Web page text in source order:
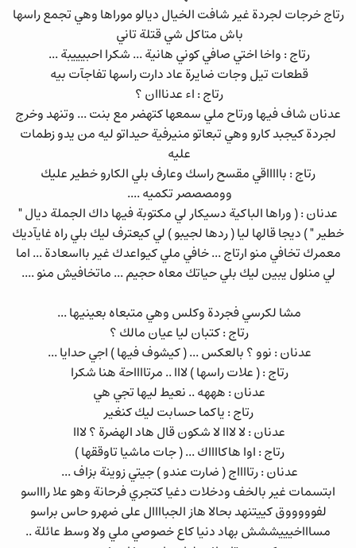
رتاج خرجات لجردة غير شافت الخيال ديالو موراها وهي تجمع راسها
باش متاكل شي قتلة تاني
رتاج : واخا اختي صافي كوني هانية ... شكرا احبيييبة ...
قطعات تيل وجات ضايرة عاد دارت راسها تفاجآت بيه
رتاج : اء عدنااان ؟
عدنان شاف فيها ورتاح ملي سمعها كتهضر مع بنت ... وتنهد وخرج
لجردة كيجبد كارو وهي تبعاتو منيرفية حيداتو ليه من يدو زطمات
عليه
رتاج : باااااقي مقسح راسك وعارف بلي الكارو خطير عليك
وومصصصر تكميه ....
عدنان : ( وراها الباكية دسيكار لي مكتوبة فيها داك الجملة ديال "
خطير " ) ديجا قالها ليا ( ردها لجيبو ) لي كيعترف ليك بلي راه غايآديك
معمرك تخافي منو ارتاج ... خافي ملي كيواعدك غير بااسعادة ... اما
لي منلول يبين ليك بلي حياتك معاه حجيم ... ماتخافيش منو ....
مشا لكرسي فجردة وكلس وهي متبعاه بعينيها ...
رتاج : كتبان ليا عيان مالك ؟
عدنان : نوو ؟ بالعكس ... ( كيشوف فيها ) اجي حدايا ...
رتاج : ( علات راسها ) لااا .. مرتااااحة هنا شكرا
عدنان : هههه .. نعيط ليها تجي هي
رتاج : ياكما حسابت ليك كنغير
عدنان : لا لااا لا شكون قال هاد الهضرة ؟ لااا
رتاج : اوا هاكااااك ... ( جات ماشيا تاوققها )
عدنان : رتااااج ( ضارت عندو ) جيتي زوينة بزاف ...
ابتسمات غير بالخف ودخلات دغيا كتجري فرحانة وهو علا راااسو
لفوووووق كييتنهد بحالا هاز الجباااال على ضهرو حاس براسو
مساااخيييششش بهاد دنيا كاع خصوصي ملي ولا وسط عائلة ..